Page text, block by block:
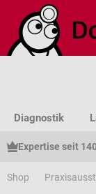
Hauptinhalt
Zur Suche springen
Zur
Diagnostik
Expertise seit
Shop